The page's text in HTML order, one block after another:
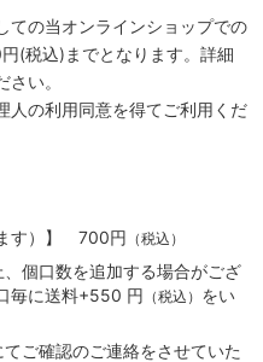
ての当オンラインショップでの
(税込)までとなります。詳細
い。
人の利用同意を得てご利用くだ
す）】 700円 （税込）
個口数を追加する場合がござ
毎に送料+550 円 （税込） をい
ご確認のご連絡をさせていた